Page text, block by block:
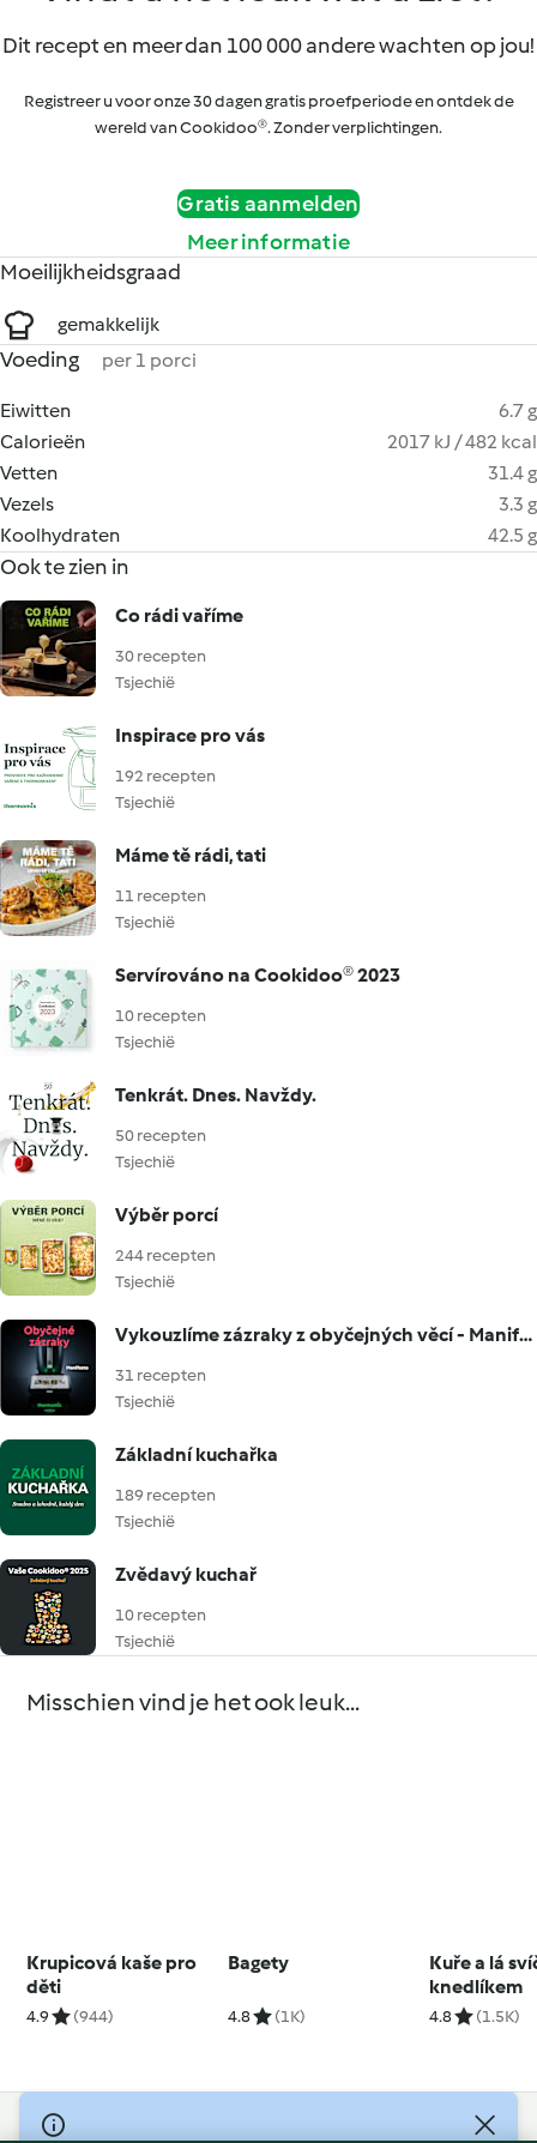
Dit recept en meer dan 100 000 andere wachten op jou!
Registreer u voor onze 30 dagen gratis proefperiode en ontdek de
wereld van Cookidoo®. Zonder verplichtingen.
Gratis aanmelden
Meer informatie
Moeilijkheidsgraad
gemakkelijk
Voeding per 1 porci
Eiwitten
6.7 g
Calorieën
2017 kJ / 482 kcal
Vetten
31.4 g
Vezels
3.3 g
Koolhydraten
42.5 g
Ook te zien in
Co rádi vaříme
30 recepten
Tsjechië
Inspirace pro vás
192 recepten
Tsjechië
Máme tě rádi, tati
11 recepten
Tsjechië
Servírováno na Cookidoo® 2023
10 recepten
Tsjechië
Tenkrát. Dnes. Navždy.
50 recepten
Tsjechië
Výběr porcí
244 recepten
Tsjechië
Vykouzlíme zázraky z obyčejných věcí - Manifesto
31 recepten
Tsjechië
Základní kuchařka
189 recepten
Tsjechië
Zvědavý kuchař
10 recepten
Tsjechië
Misschien vind je het ook leuk...
Krupicová kaše pro
děti
4.9 (944)
Bagety
4.8 (1K)
Kuře a lá
knedlíkem
4.8 (1.5K)
© Copyright 2026